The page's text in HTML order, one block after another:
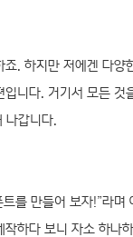
죠. 하지만 저에겐 다양
니다. 거기서 모든 것
갑니다.
를 만들어 보자!”라며
하다 보니 자소 하나